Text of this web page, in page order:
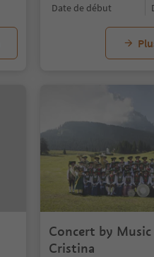
date de début
Concert by Music
Cristina